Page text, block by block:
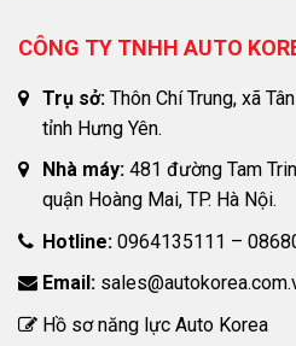
CÔNG TY TNHH AUTO
Trụ sở: Thôn Chí Trung, xã
tỉnh Hưng Yên.
Nhà máy: 481 đường Tam
quận Hoàng Mai, TP. Hà Nội.
Hotline: 0964135111 –
Email:
Hồ sơ năng lực Auto Korea